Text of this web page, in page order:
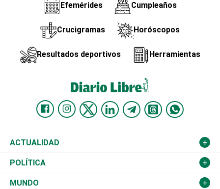
Efemérides Cumpleaños
Crucigramas Horóscopos
Resultados deportivos Herramientas
ACTUALIDAD
Nacional
Ciudad
POLÍTICA
Partidos
MUNDO